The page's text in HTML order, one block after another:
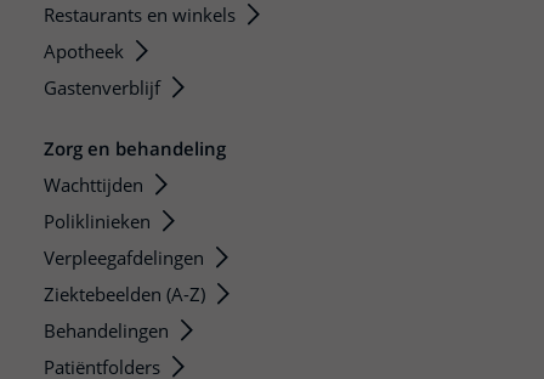
Restaurants en winkels
Apotheek
Gastenverblijf
Zorg en behandeling
Wachttijden
Poliklinieken
Verpleegafdelingen
Ziektebeelden (A-Z)
Behandelingen
Patiëntfolders